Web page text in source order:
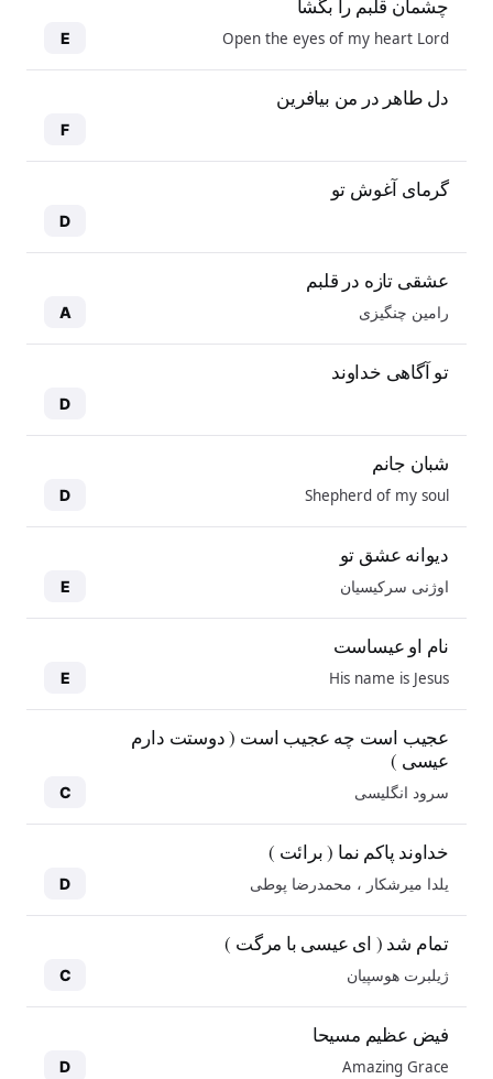
چشمان قلبم را بگشا
Open the eyes of my heart Lord
E
دل طاهر در من بیافرین
F
گرمای آغوش تو
D
عشقی تازه در قلبم
رامین چنگیزی A
تو آگاهی خداوند
D
شبان جانم
Shepherd of my soul
D
دیوانه عشق تو
اوژنی سرکیسیان E
نام او عیساست
His name is Jesus
E
عجیب است چه عجیب است ( دوستت دارم
عیسی )
سرود انگلیسی C
خداوند پاکم نما ( برائت )
یلدا میرشکار ، محمدرضا پوطی D
تمام شد ( ای عیسی با مرگت )
ژیلبرت هوسپیان C
فیض عظیم مسیحا
Amazing Grace
D